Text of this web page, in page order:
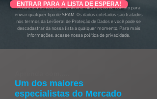
ENTRAR PARA A LISTA DE ESPERA!
Prometemos não usar nenhuma informação de contato para
enviar qualquer tipo de SPAM. Os dados coletados são tratados
nos termos da Lei Geral de Proteção de Dados e você pode se
descadastrar da nossa lista a qualquer momento. Para mais
informações, acesse nossa política de privacidade.
Um dos maiores
especialistas do Mercado